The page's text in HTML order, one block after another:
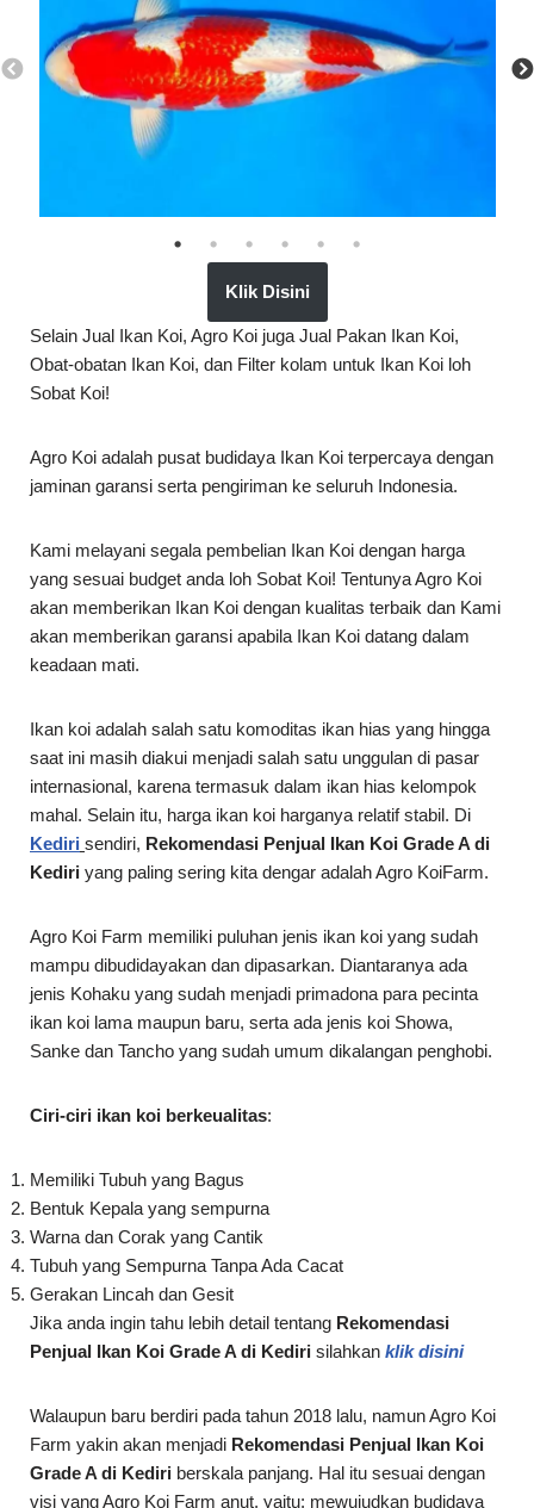
Klik Disini
Selain Jual Ikan Koi, Agro Koi juga Jual Pakan Ikan Koi,
Obat-obatan Ikan Koi, dan Filter kolam untuk Ikan Koi loh
Sobat Koi!
Agro Koi adalah pusat budidaya Ikan Koi terpercaya dengan
jaminan garansi serta pengiriman ke seluruh Indonesia.
Kami melayani segala pembelian Ikan Koi dengan harga
yang sesuai budget anda loh Sobat Koi! Tentunya Agro Koi
akan memberikan Ikan Koi dengan kualitas terbaik dan Kami
akan memberikan garansi apabila Ikan Koi datang dalam
keadaan mati.
Ikan koi adalah salah satu komoditas ikan hias yang hingga
saat ini masih diakui menjadi salah satu unggulan di pasar
internasional, karena termasuk dalam ikan hias kelompok
mahal. Selain itu, harga ikan koi harganya relatif stabil. Di
Kediri sendiri, Rekomendasi Penjual Ikan Koi Grade A di
Kediri yang paling sering kita dengar adalah Agro KoiFarm.
Agro Koi Farm memiliki puluhan jenis ikan koi yang sudah
mampu dibudidayakan dan dipasarkan. Diantaranya ada
jenis Kohaku yang sudah menjadi primadona para pecinta
ikan koi lama maupun baru, serta ada jenis koi Showa,
Sanke dan Tancho yang sudah umum dikalangan penghobi.
Ciri-ciri ikan koi berkeualitas:
Memiliki Tubuh yang Bagus
Bentuk Kepala yang sempurna
Warna dan Corak yang Cantik
Tubuh yang Sempurna Tanpa Ada Cacat
Gerakan Lincah dan Gesit
Jika anda ingin tahu lebih detail tentang Rekomendasi
Penjual Ikan Koi Grade A di Kediri silahkan klik disini
Walaupun baru berdiri pada tahun 2018 lalu, namun Agro Koi
Farm yakin akan menjadi Rekomendasi Penjual Ikan Koi
Grade A di Kediri berskala panjang. Hal itu sesuai dengan
visi yang Agro Koi Farm anut, yaitu: mewujudkan budidaya